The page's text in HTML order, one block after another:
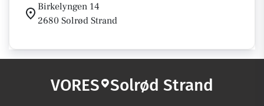
Birkelyngen 14
2680 Solrød Strand
VORES Solrød Strand